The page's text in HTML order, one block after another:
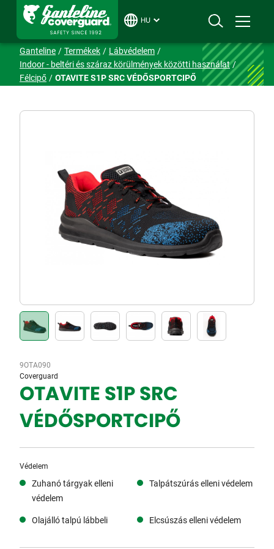
HU
Ganteline Termékek
Lábvédelem
Indoor - beltéri és száraz körülmények közötti használat
Félcipő
OTAVITE S1P SRC VÉDŐSPORTCIPŐ
9OTA090
Coverguard
OTAVITE S1P SRC
VÉDŐSPORTCIPŐ
Védelem
Zuhanó tárgyak elleni
védelem
Talpátszúrás elleni védelem
Olajálló talpú lábbeli Elcsúszás elleni védelem